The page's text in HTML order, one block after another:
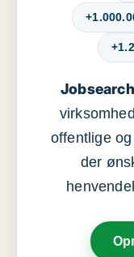
offentlige
der